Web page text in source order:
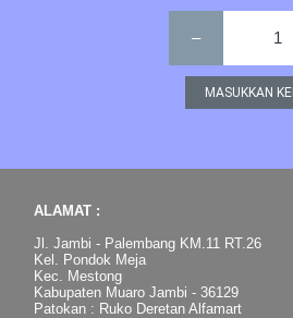
– 1
ALAMAT :
Jl. Jambi - Palembang KM.11 RT.26
Kel. Pondok Meja
Kec. Mestong
Kabupaten Muaro Jambi - 36129
Patokan : Ruko Deretan Alfamart